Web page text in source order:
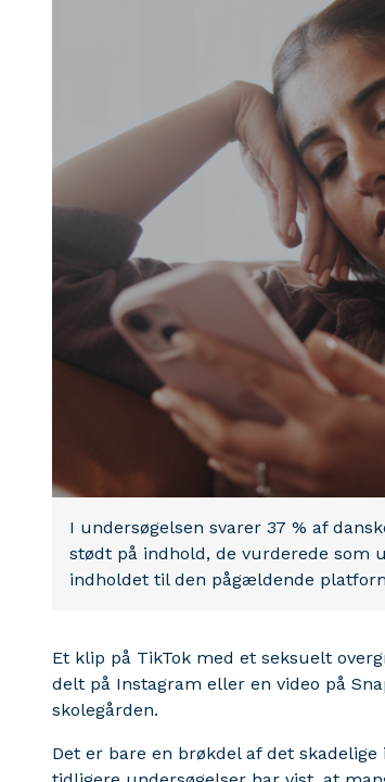
I undersøgelsen svarer 37 % af
stødt på indhold, de vurderede som
indholdet til den pågældende
Et klip på TikTok med et seksuelt
delt på Instagram eller en video på
skolegården.
Det er bare en brøkdel af det